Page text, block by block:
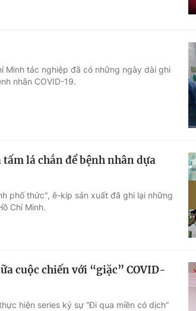
Tuyển sinh
Minh tác nghiệp đã có những ngày dài ghi
nhân COVID-19.
lá chắn để bệnh nhân dựa
phố thức", ê-kíp sản xuất đã ghi lại những
Chí Minh.
cuộc chiến với “giặc” COVID-
hiện series ký sự “Đi qua miền có dịch”